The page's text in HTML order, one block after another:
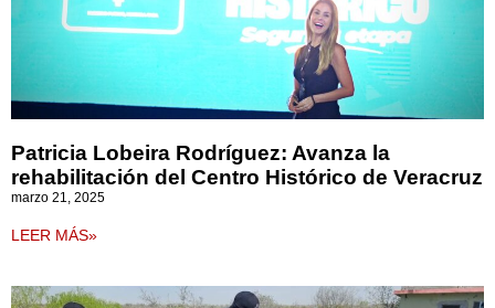
Patricia Lobeira Rodríguez: Avanza la
rehabilitación del Centro Histórico de Veracruz
marzo 21, 2025
LEER MÁS»